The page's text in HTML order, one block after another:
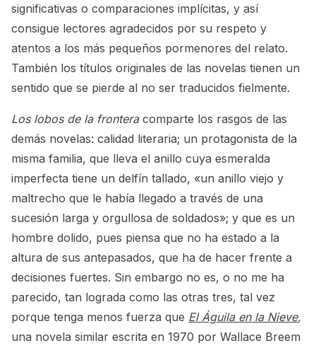
significativas o comparaciones implícitas, y así
consigue lectores agradecidos por su respeto y
atentos a los más pequeños pormenores del relato.
También los títulos originales de las novelas tienen un
sentido que se pierde al no ser traducidos fielmente.
Los lobos de la fronteracomparte los rasgos de las
demás novelas: calidad literaria; un protagonista de la
misma familia, que lleva el anillo cuya esmeralda
imperfecta tiene un delfín tallado, «un anillo viejo y
maltrecho que le había llegado a través de una
sucesión larga y orgullosa de soldados»; y que es un
hombre dolido, pues piensa que no ha estado a la
altura de sus antepasados, que ha de hacer frente a
decisiones fuertes. Sin embargo no es, o no me ha
parecido, tan lograda como las otras tres, tal vez
porque tenga menos fuerza que El Águila en la Nieve,
una novela similar escrita en 1970 por Wallace Breem